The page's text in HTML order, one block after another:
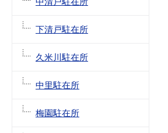
下清戸駐在所
久米川駐在所
中里駐在所
梅園駐在所